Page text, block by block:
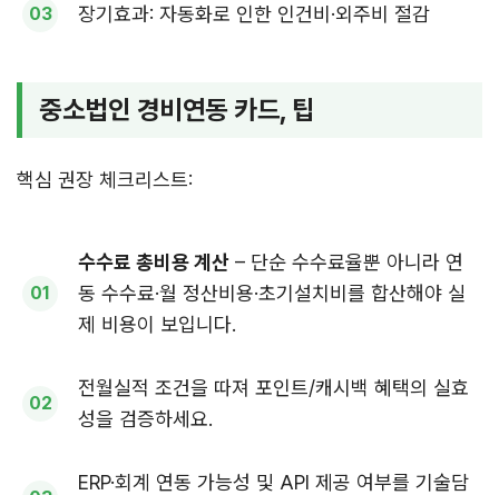
장기효과: 자동화로 인한 인건비·외주비 절감
중소법인 경비연동 카드, 팁
핵심 권장 체크리스트:
수수료 총비용 계산 – 단순 수수료율뿐 아니라 연
동 수수료·월 정산비용·초기설치비를 합산해야 실
제 비용이 보입니다.
전월실적 조건을 따져 포인트/캐시백 혜택의 실효
성을 검증하세요.
ERP·회계 연동 가능성 및 API 제공 여부를 기술담